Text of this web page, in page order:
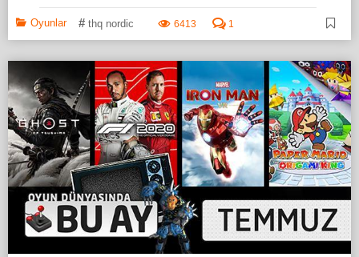
Oyunlar # thq nordic 6413 1